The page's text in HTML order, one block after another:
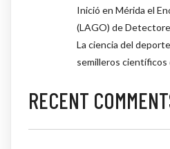
Inició en Mérida el
(LAGO) de
La ciencia del
semilleros científicos
RECENT